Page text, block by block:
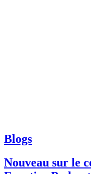
Blogs
Nouveau sur le